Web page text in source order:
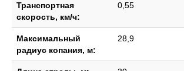
Транспортная
скорость, км/ч:
0,55
Максимальный
радиус копания, м:
28,9